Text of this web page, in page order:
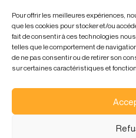
Pour offrir les meilleures expériences,
que les cookies pour stocker et/ou
fait de consentir à ces technologies
telles que le comportement de
de ne pas consentir ou de retirer son
sur certaines caractéristiques et
+32 (0) 2 318 47 01
info@dynamicflows.com